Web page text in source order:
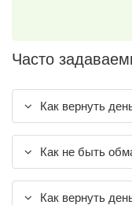
Часто
Как вернуть
Как не быть
Как вернуть